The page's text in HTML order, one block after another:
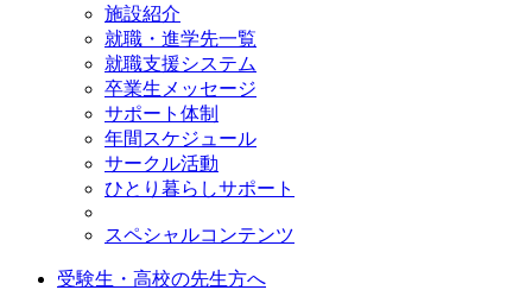
施設紹介
就職・進学先一覧
就職支援システム
卒業生メッセージ
サポート体制
年間スケジュール
サークル活動
ひとり暮らしサポート
スペシャルコンテンツ
受験生・高校の先生方へ